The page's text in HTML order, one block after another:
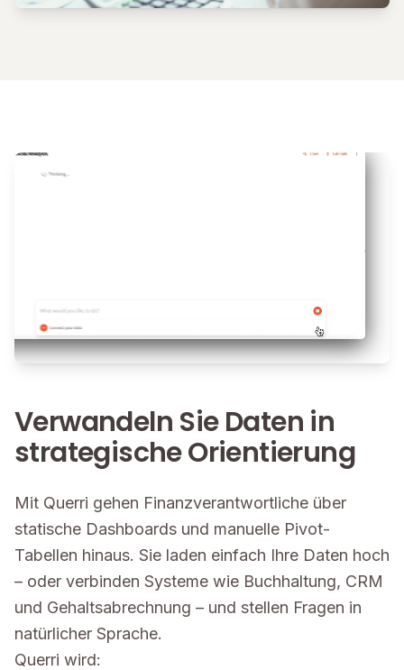
Verwandeln Sie Daten in
strategische Orientierung
Mit Querri gehen Finanzverantwortliche über
statische Dashboards und manuelle Pivot-
Tabellen hinaus. Sie laden einfach Ihre Daten hoch
– oder verbinden Systeme wie Buchhaltung, CRM
und Gehaltsabrechnung – und stellen Fragen in
natürlicher Sprache.
Querri wird: